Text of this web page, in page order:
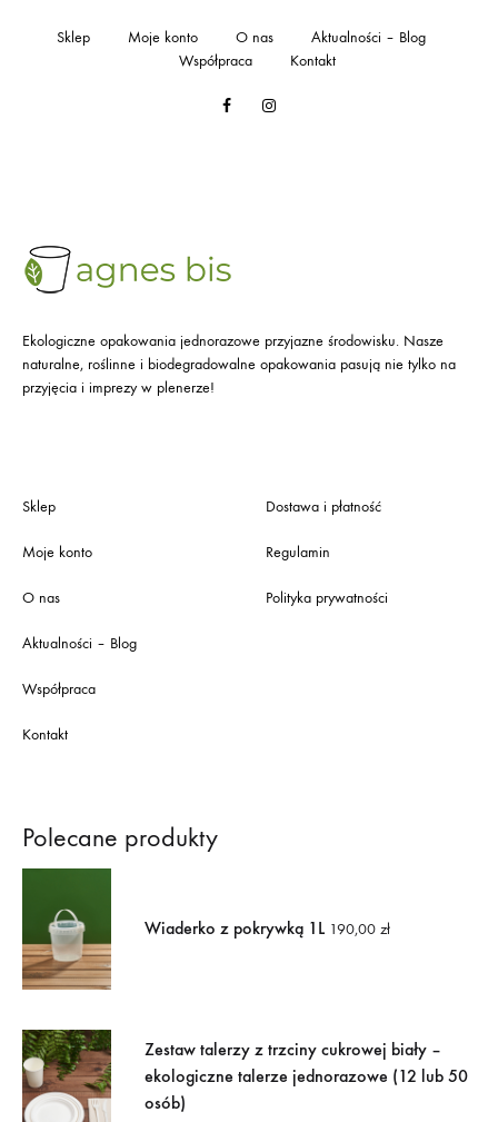
FacebookInstagram
Sklep Moje konto O nas
Aktualności – Blog
Współpraca
Kontakt
Ekologiczne opakowania jednorazowe przyjazne środowisku. Nasze
naturalne, roślinne i biodegradowalne opakowania pasują nie tylko na
przyjęcia i imprezy w plenerze!
Sklep
Moje konto
O nas
Aktualności – Blog
Współpraca
Kontakt
Dostawa i płatność
Regulamin
Polityka prywatności
Polecane produkty
Wiaderko z pokrywką 1L 190,00 zł
Zestaw talerzy z trzciny cukrowej biały –
ekologiczne talerze jednorazowe (12 lub 50
osób)